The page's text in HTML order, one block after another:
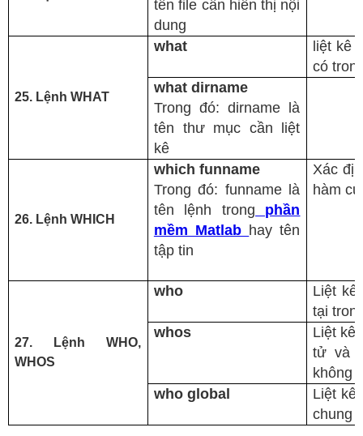
tên file cần hiển thị nội
dung
25. Lệnh WHAT
what
liệt kê
có
what dirname
Trong đó: dirname là
tên thư mục cần liệt
kê
26. Lệnh WHICH
which funname
Trong đó: funname là
tên lệnh trong phần
mềm Matlab hay tên
tập tin
Xác
hàm
27. Lệnh WHO,
WHOS
who
Liệt kê
tại
whos
Liệt kê
tử và
không
who global
Liệt kê
chung